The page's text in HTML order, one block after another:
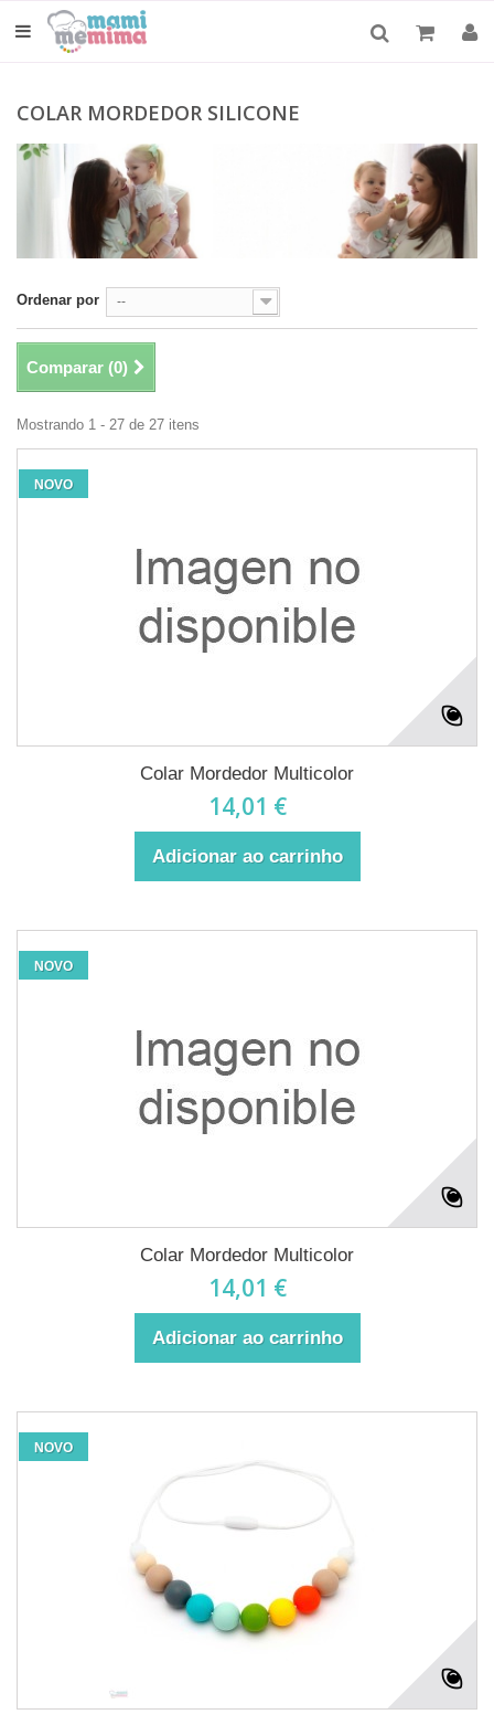
COLAR MORDEDOR SILICONE
Ordenar por --
Comparar (0)
Mostrando 1 - 27 de 27 itens
NOVO
Colar Mordedor Multicolor
14,01 €
Adicionar ao carrinho
NOVO
Colar Mordedor Multicolor
14,01 €
Adicionar ao carrinho
NOVO